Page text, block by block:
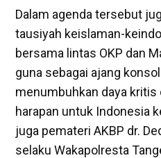
Dalam agenda tersebut
tausiyah keislaman-
bersama lintas OKP dan
guna sebagai ajang
menumbuhkan daya kritis
harapan untuk Indonesia
juga pemateri AKBP dr.
selaku Wakapolresta